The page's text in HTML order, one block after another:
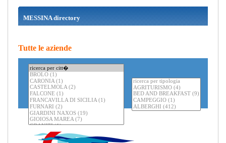
MESSINA directory
Tutte le aziende